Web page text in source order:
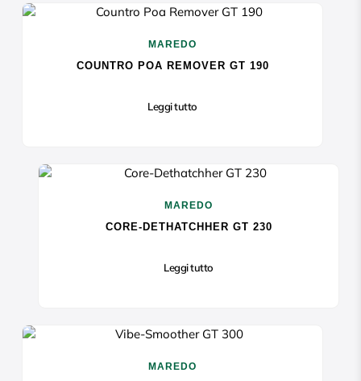
MAREDO
COUNTRO POA REMOVER GT 190
Leggi tutto
MAREDO
CORE-DETHATCHHER GT 230
Leggi tutto
MAREDO